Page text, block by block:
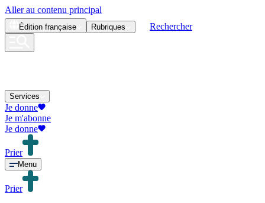
Aller au contenu principal
Édition française Rubriques Rechercher
Services
Je donne
Je m'abonne
Je donne
Prier
Menu
Prier